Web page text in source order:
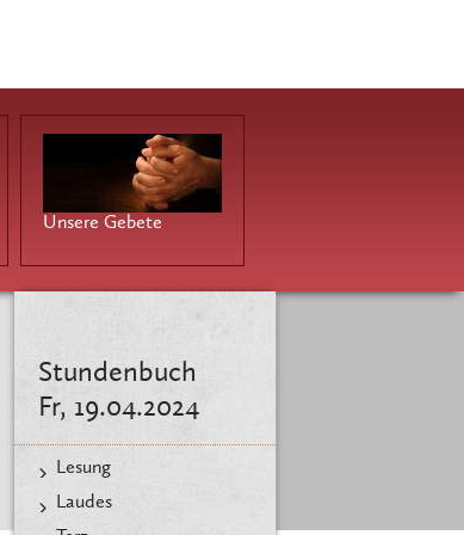
Unsere Gebete
Stundenbuch
Fr, 19.04.2024
Lesung
Laudes